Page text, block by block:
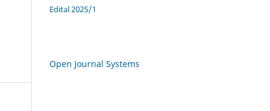
Edital 2025/1
Open Journal Systems